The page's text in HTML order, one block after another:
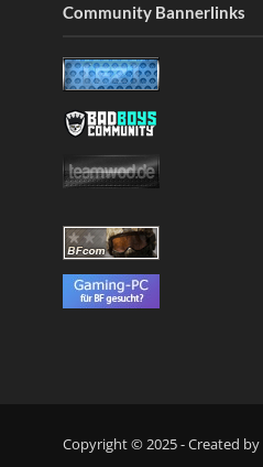
Community Bannerlinks
Copyright © 2025 - Created by